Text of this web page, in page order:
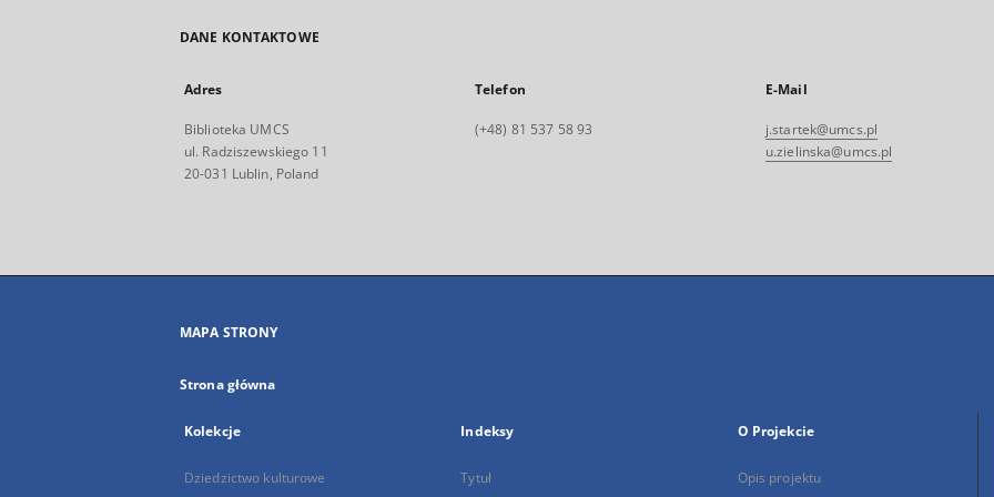
DANE KONTAKTOWE
Adres
Biblioteka UMCS
ul. Radziszewskiego 11
20-031 Lublin, Poland
Telefon
(+48) 81 537 58 93
E-Mail
j.startek@umcs.pl
u.zielinska@umcs.pl
MAPA STRONY
Strona główna
Kolekcje
Dziedzictwo kulturowe
Indeksy
Tytuł
O Projekcie
Opis projektu